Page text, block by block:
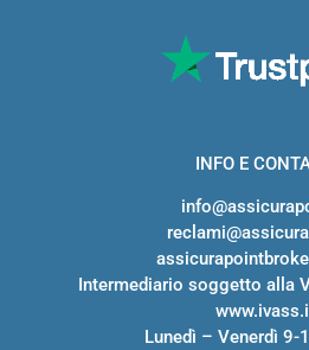
INFO E
Intermediario soggetto alla
Lunedì – Venerdì